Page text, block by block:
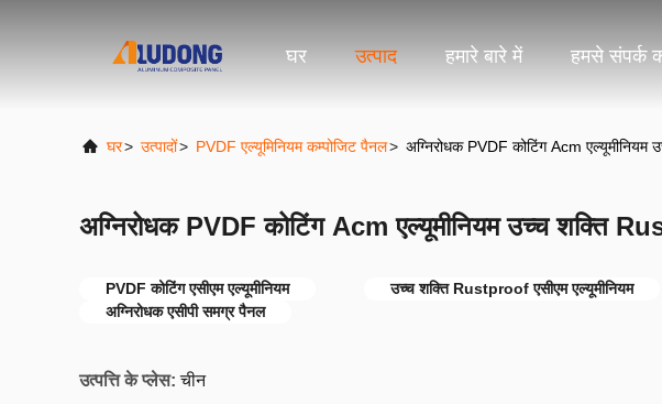
घर उत्पाद हमारे बारे में हमसे संपर्क
घर> उत्पादों> PVDF एल्यूमिनियम कम्पोजिट पैनल> अग्निरोधक PVDF कोटिंग Acm
अग्निरोधक PVDF कोटिंग Acm एल्यूमीनियम उच्च शक्ति
PVDF कोटिंग एसीएम एल्यूमीनियम
उच्च शक्ति Rustproof एसीएम एल्यूमीनियम
अग्निरोधक एसीपी समग्र पैनल
उत्पत्ति के प्लेस: चीन